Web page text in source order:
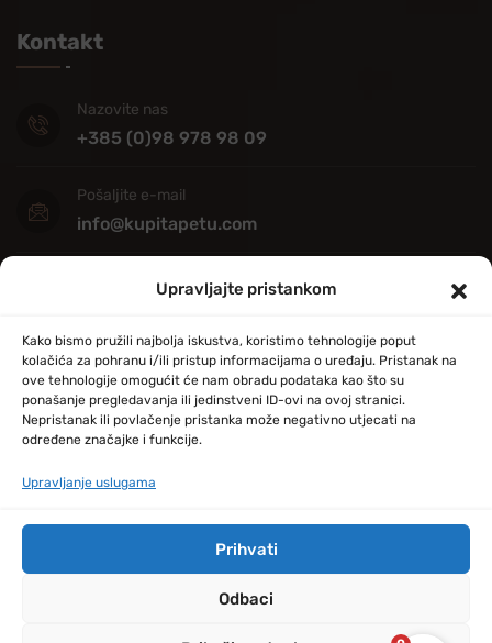
Upravljajte pristankom
Kako bismo pružili najbolja iskustva, koristimo tehnologije poput
kolačića za pohranu i/ili pristup informacijama o uređaju. Pristanak na
ove tehnologije omogućit će nam obradu podataka kao što su
ponašanje pregledavanja ili jedinstveni ID-ovi na ovoj stranici.
Nepristanak ili povlačenje pristanka može negativno utjecati na
određene značajke i funkcije.
Upravljanje uslugama
Prihvati
Odbaci
Kontakt
Nazovite nas
+385 (0)98 978 98 09
Pošaljite e-mail
info@kupitapetu.com
34000 Požega